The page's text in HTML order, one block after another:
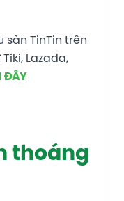
TinTin trên
Lazada,
ĐÂY
thoáng